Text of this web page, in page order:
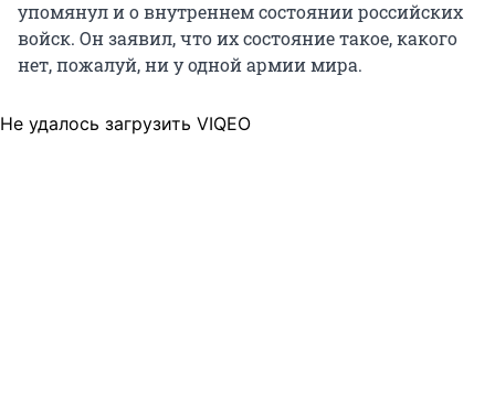
упомянул и о внутреннем состоянии российских
войск. Он заявил, что их состояние такое, какого
нет, пожалуй, ни у одной армии мира.
Не удалось загрузить VIQEO